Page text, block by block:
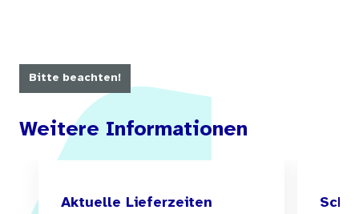
Bitte beachten!
Weitere Informationen
Aktuelle Lieferzeiten